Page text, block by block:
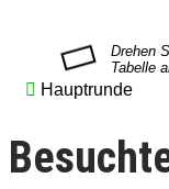
Hauptrunde